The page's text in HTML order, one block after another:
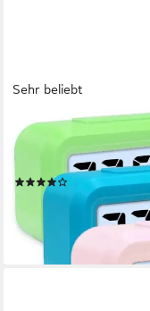
Sehr beliebt
MIXED 24
Wecker mit
und große Zahlen
(62)
11,99 €
lieferbar - in 2-3